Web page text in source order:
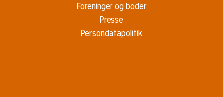
Foreninger og boder
Presse
Persondatapolitik